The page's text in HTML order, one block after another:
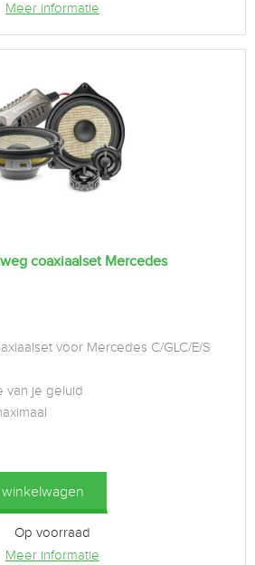
Meer informatie
coaxiaalset Mercedes
voor Mercedes C/GLC/E/S
van je geluid
Op voorraad
Meer informatie